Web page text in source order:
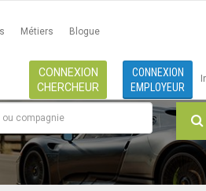
Métiers Blogue
CONNEXION
CHERCHEUR
CONNEXION
EMPLOYEUR